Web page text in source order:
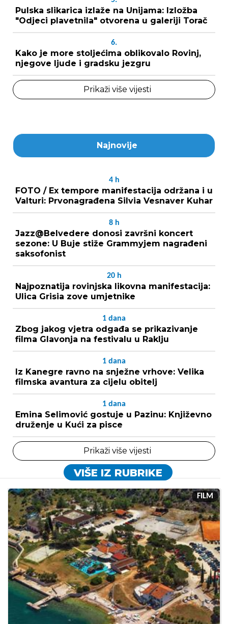
Pulska slikarica izlaže na Unijama: Izložba
"Odjeci plavetnila" otvorena u galeriji Torač
6.
Kako je more stoljećima oblikovalo Rovinj,
njegove ljude i gradsku jezgru
Prikaži više vijesti
Najnovije
4 h
FOTO / Ex tempore manifestacija održana i u
Valturi: Prvonagrađena Silvia Vesnaver Kuhar
8 h
Jazz@Belvedere donosi završni koncert
sezone: U Buje stiže Grammyjem nagrađeni
saksofonist
20 h
Najpoznatija rovinjska likovna manifestacija:
Ulica Grisia zove umjetnike
1 dana
Zbog jakog vjetra odgađa se prikazivanje
filma Glavonja na festivalu u Raklju
1 dana
Iz Kanegre ravno na snježne vrhove: Velika
filmska avantura za cijelu obitelj
1 dana
Emina Selimović gostuje u Pazinu: Književno
druženje u Kući za pisce
Prikaži više vijesti
VIŠE IZ RUBRIKE
FILM